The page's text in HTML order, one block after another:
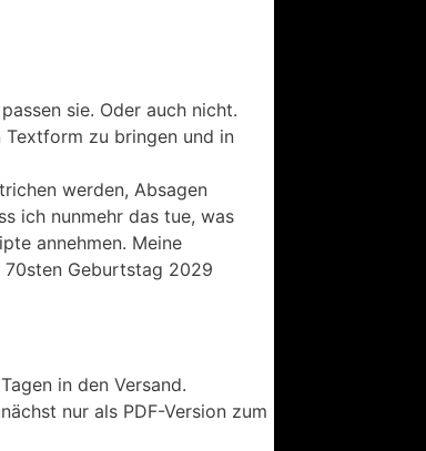
sie. Oder auch nicht.
Textform zu bringen und in
werden, Absagen
ich nunmehr das tue, was
annehmen. Meine
Geburtstag 2029
in den Versand.
nur als PDF-Version zum